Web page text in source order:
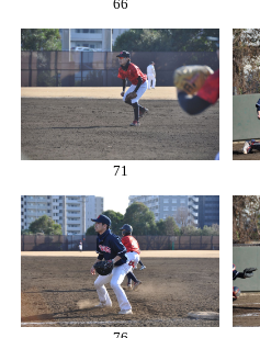
66
71